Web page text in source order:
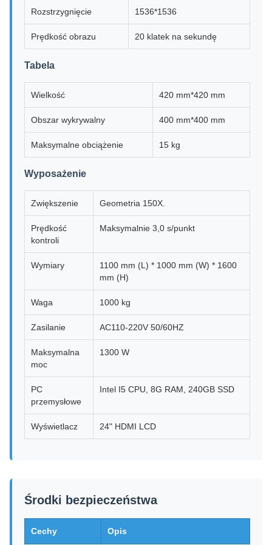
Rozstrzygnięcie 1536*1536
Prędkość obrazu 20 klatek na sekundę
Tabela
Wielkość 420 mm*420 mm
Obszar wykrywalny 400 mm*400 mm
Maksymalne obciążenie 15 kg
Wyposażenie
Zwiększenie Geometria 150X.
Prędkość
kontroli
Maksymalnie 3,0 s/punkt
Wymiary
1100 mm (L) * 1000 mm (W) * 1600
mm (H)
Waga 1000 kg
Zasilanie AC110-220V 50/60HZ
Maksymalna
moc
1300 W
PC
przemysłowe
Intel I5 CPU, 8G RAM, 240GB SSD
Wyświetlacz 24" HDMI LCD
Środki bezpieczeństwa
Cechy Opis